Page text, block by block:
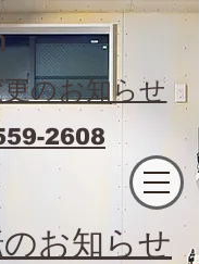
のお知らせ
2608
お知らせ